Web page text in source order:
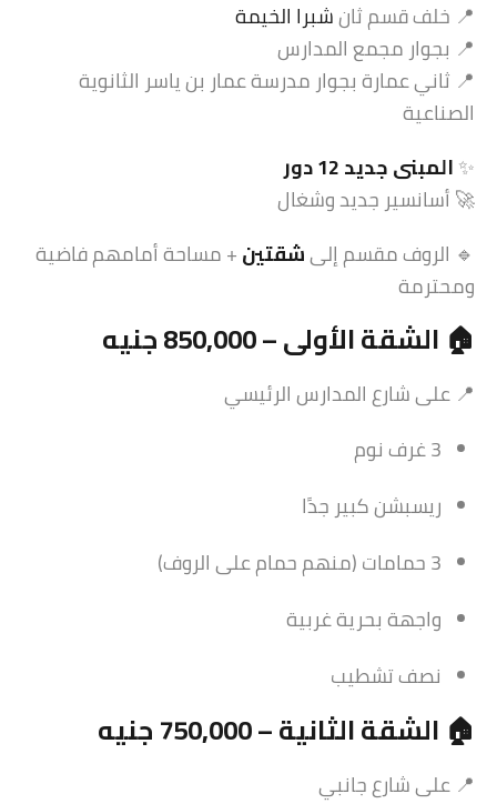
📍 خلف قسم ثانشبرا الخيمة
📍 بجوار مجمع المدارس
📍 ثاني عمارة بجوار مدرسة عمار بن ياسر الثانوية
الصناعية
✨المبنى جديد 12 دور
🚀 أسانسير جديد وشغال
🔹 الروف مقسم إلىشقتين+ مساحة أمامهم فاضية
ومحترمة
🏠 الشقة الأولى – 850,000 جنيه
📍 على شارع المدارس الرئيسي
3 غرف نوم
ريسبشن كبير جدًا
3 حمامات (منهم حمام على الروف)
واجهة بحرية غربية
نصف تشطيب
🏠 الشقة الثانية – 750,000 جنيه
📍 على شارع جانبي